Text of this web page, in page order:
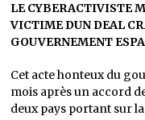
LE CYBERACTIVISTE
VICTIME DUN DEAL
GOUVERNEMENT
Cet acte honteux du
mois après un accord
deux pays portant sur